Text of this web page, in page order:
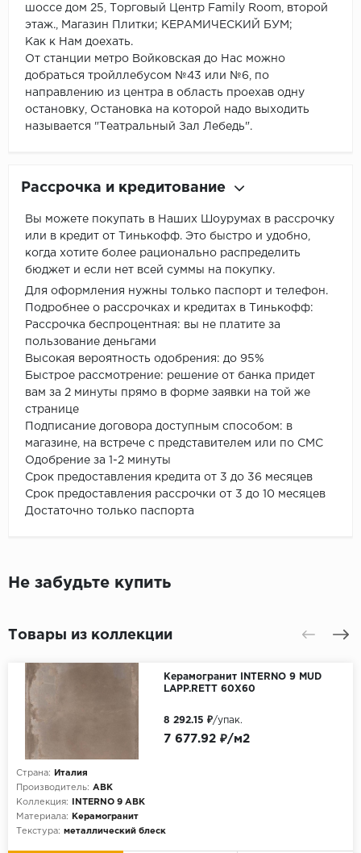
шоссе дом 25, Торговый Центр Family Room, второй
этаж., Магазин Плитки; КЕРАМИЧЕСКИЙ БУМ;
Как к Нам доехать.
От станции метро Войковская до Нас можно
добраться тройллебусом №43 или №6, по
направлению из центра в область проехав одну
остановку, Остановка на которой надо выходить
называется "Театральный Зал Лебедь".
Рассрочка и кредитование
Вы можете покупать в Наших Шоурумах в рассрочку
или в кредит от Тинькофф. Это быстро и удобно,
когда хотите более рационально распределить
бюджет и если нет всей суммы на покупку.
Для оформления нужны только паспорт и телефон.
Подробнее о рассрочках и кредитах в Тинькофф:
Рассрочка беспроцентная: вы не платите за
пользование деньгами
Высокая вероятность одобрения: до 95%
Быстрое рассмотрение: решение от банка придет
вам за 2 минуты прямо в форме заявки на той же
странице
Подписание договора доступным способом: в
магазине, на встрече с представителем или по СМС
Одобрение за 1-2 минуты
Срок предоставления кредита от 3 до 36 месяцев
Срок предоставления рассрочки от 3 до 10 месяцев
Достаточно только паспорта
Не забудьте купить
Товары из коллекции
Керамогранит INTERNO 9 MUD
LAPP.RETT 60X60
Страна:
Италия
Производитель: ABK
Коллекция:
INTERNO 9 ABK
Материала:
Керамогранит
Текстура: металлический блеск
7 677.92 ₽/м2
8 292.15 ₽/упак.